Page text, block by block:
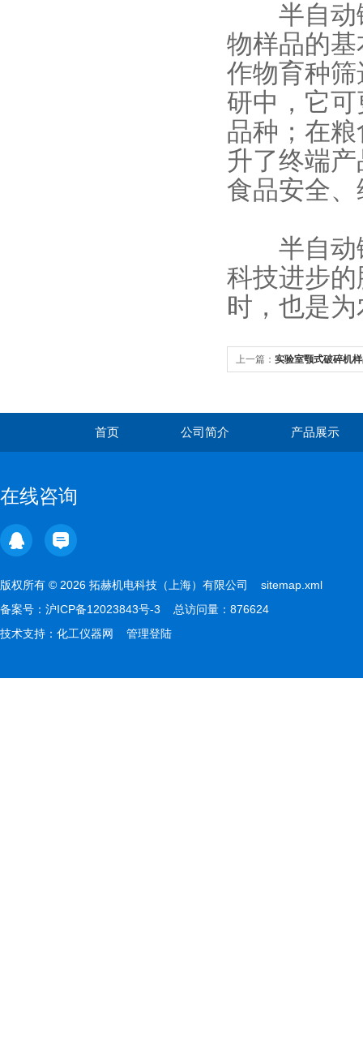
半自动锤
物样品的
作物育种
研中，它
品种；在
升了终端
食品安全
半自动锤
科技进步
时，也是
上一篇： 实验室颚式破碎机
首页 公司简介 产品展示
在线咨询
版权所有 © 2026 拓赫机电科技（上海）有限公司 sitemap.xml
备案号： 沪ICP备12023843号-3 总访问量：876624
技术支持： 化工仪器网 管理登陆